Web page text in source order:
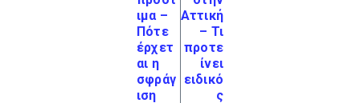
ιμα –
Πότε
έρχετ
αι η
σφράγ
ιση
Αττική
– Τι
προτε
ίνει
ειδικό
ς